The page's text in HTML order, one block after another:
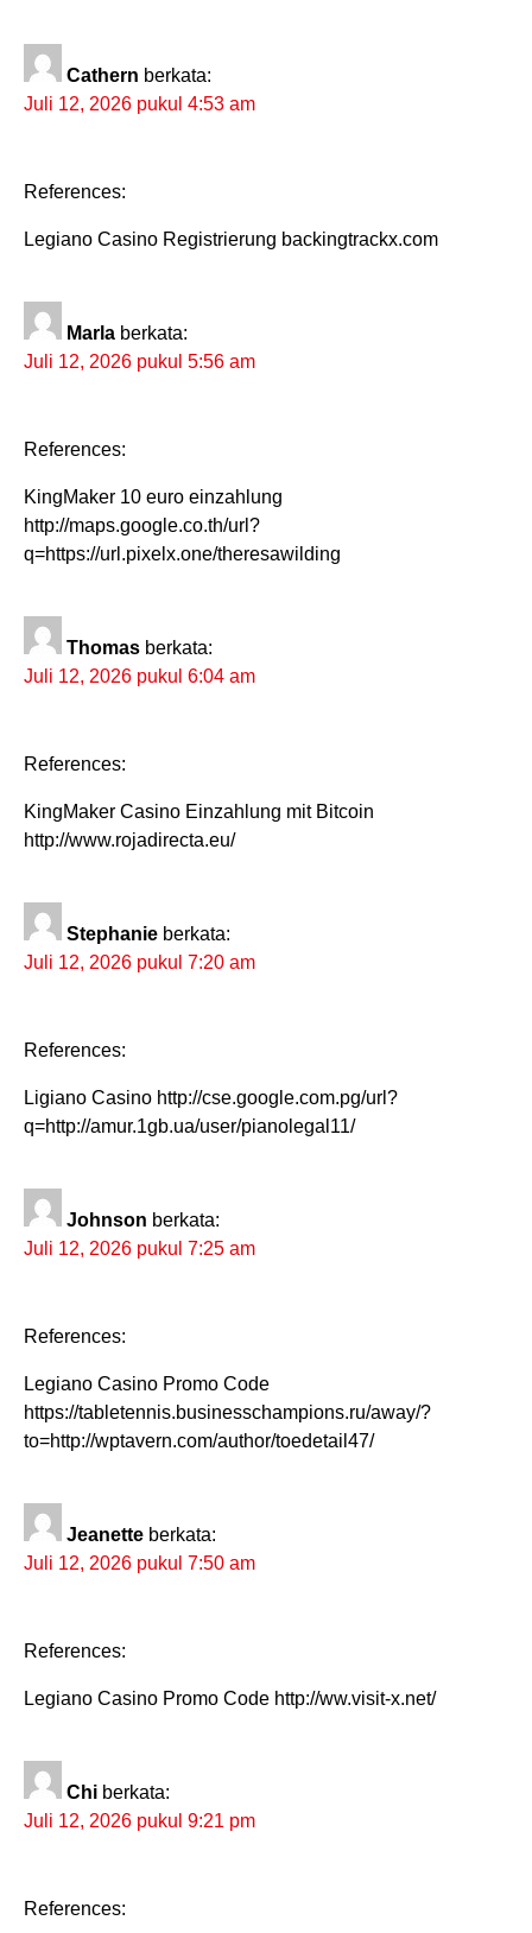
Cathern berkata:
Juli 12, 2026 pukul 4:53 am
References:
Legiano Casino Registrierung backingtrackx.com
Marla berkata:
Juli 12, 2026 pukul 5:56 am
References:
KingMaker 10 euro einzahlung
http://maps.google.co.th/url?
q=https://url.pixelx.one/theresawilding
Thomas berkata:
Juli 12, 2026 pukul 6:04 am
References:
KingMaker Casino Einzahlung mit Bitcoin
http://www.rojadirecta.eu/
Stephanie berkata:
Juli 12, 2026 pukul 7:20 am
References:
Ligiano Casino http://cse.google.com.pg/url?
q=http://amur.1gb.ua/user/pianolegal11/
Johnson berkata:
Juli 12, 2026 pukul 7:25 am
References:
Legiano Casino Promo Code
https://tabletennis.businesschampions.ru/away/?
to=http://wptavern.com/author/toedetail47/
Jeanette berkata:
Juli 12, 2026 pukul 7:50 am
References:
Legiano Casino Promo Code http://ww.visit-x.net/
Chi berkata:
Juli 12, 2026 pukul 9:21 pm
References: